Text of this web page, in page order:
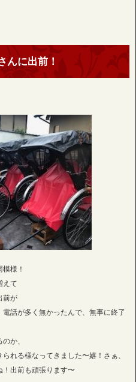
んに出前！
様！
えて
前が
話が多く無かったんで、無事に終了
か、
れる様なってきました〜嬉！さぁ、
！出前も頑張ります〜